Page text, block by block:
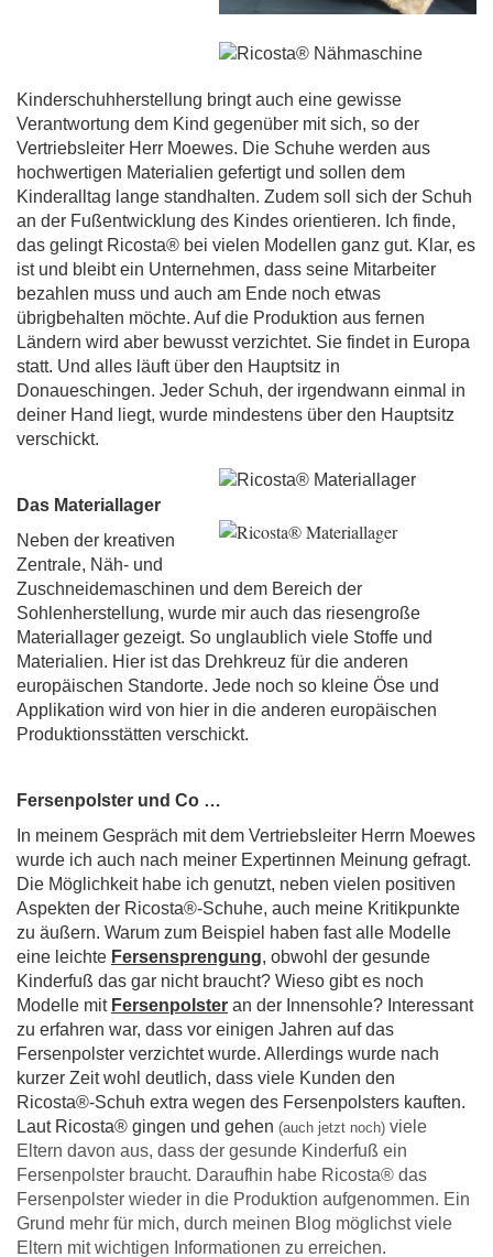
Kinderschuhherstellung bringt auch eine gewisse
Verantwortung dem Kind gegenüber mit sich, so der
Vertriebsleiter Herr Moewes. Die Schuhe werden aus
hochwertigen Materialien gefertigt und sollen dem
Kinderalltag lange standhalten. Zudem soll sich der Schuh
an der Fußentwicklung des Kindes orientieren. Ich finde,
das gelingt Ricosta® bei vielen Modellen ganz gut. Klar, es
ist und bleibt ein Unternehmen, dass seine Mitarbeiter
bezahlen muss und auch am Ende noch etwas
übrigbehalten möchte. Auf die Produktion aus fernen
Ländern wird aber bewusst verzichtet. Sie findet in Europa
statt. Und alles läuft über den Hauptsitz in
Donaueschingen. Jeder Schuh, der irgendwann einmal in
deiner Hand liegt, wurde mindestens über den Hauptsitz
verschickt.
Das Materiallager
Neben der kreativen
Zentrale, Näh- und
Zuschneidemaschinen und dem Bereich der
Sohlenherstellung, wurde mir auch das riesengroße
Materiallager gezeigt. So unglaublich viele Stoffe und
Materialien. Hier ist das Drehkreuz für die anderen
europäischen Standorte. Jede noch so kleine Öse und
Applikation wird von hier in die anderen europäischen
Produktionsstätten verschickt.
Fersenpolster und Co …
In meinem Gespräch mit dem Vertriebsleiter Herrn Moewes
wurde ich auch nach meiner Expertinnen Meinung gefragt.
Die Möglichkeit habe ich genutzt, neben vielen positiven
Aspekten der Ricosta®-Schuhe, auch meine Kritikpunkte
zu äußern. Warum zum Beispiel haben fast alle Modelle
eine leichte Fersensprengung, obwohl der gesunde
Kinderfuß das gar nicht braucht? Wieso gibt es noch
Modelle mit Fersenpolster an der Innensohle? Interessant
zu erfahren war, dass vor einigen Jahren auf das
Fersenpolster verzichtet wurde. Allerdings wurde nach
kurzer Zeit wohl deutlich, dass viele Kunden den
Ricosta®-Schuh extra wegen des Fersenpolsters kauften.
Laut Ricosta® gingen und gehen (auch jetzt noch) viele
Eltern davon aus, dass der gesunde Kinderfuß ein
Fersenpolster braucht. Daraufhin habe Ricosta® das
Fersenpolster wieder in die Produktion aufgenommen. Ein
Grund mehr für mich, durch meinen Blog möglichst viele
Eltern mit wichtigen Informationen zu erreichen.